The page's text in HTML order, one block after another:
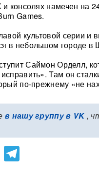
консолях намечен на
Games.
культовой серии
в небольшом городе в
Саймон Орделл,
Там он
по-прежнему «не
в нашу группу в VK,
Viber